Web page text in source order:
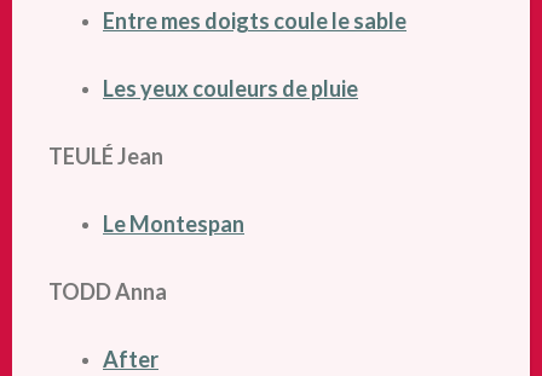
Entre mes doigts coule le sable
Les yeux couleurs de pluie
TEULÉ Jean
Le Montespan
TODD Anna
After